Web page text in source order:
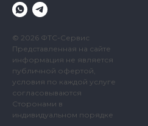
© 2026 ФТС-Сервис
Представленная на сайте
информация не является
публичной офертой,
условия по каждой услуге
согласовываются
Сторонами в
индивидуальном порядке